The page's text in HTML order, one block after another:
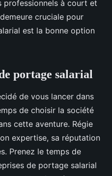
à court et
cruciale pour
est la bonne option
portage salarial
de vous lancer dans
de choisir la société
cette aventure. Régie
expertise, sa réputation
Prenez le temps de
de portage salarial